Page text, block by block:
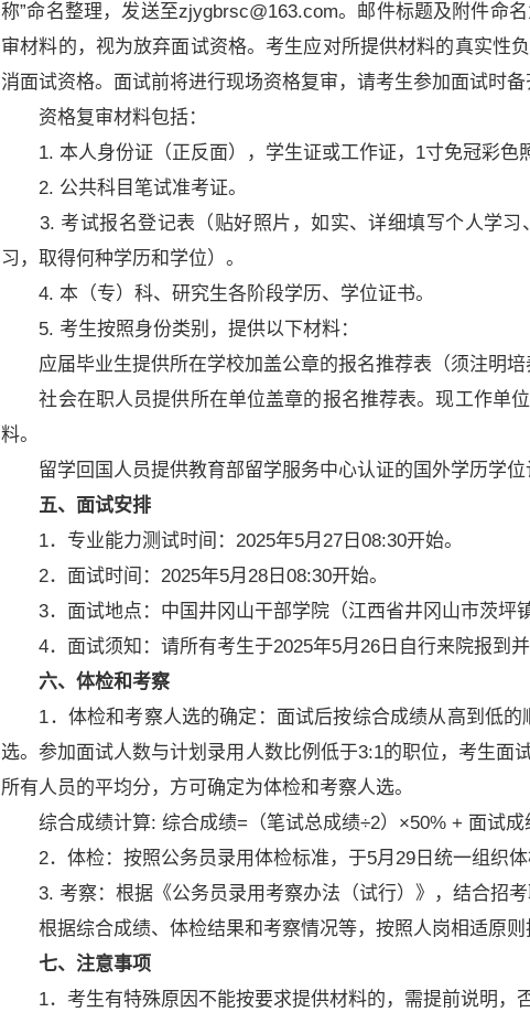
称”命名整理，发送至zjygbrsc@163.com。邮件标题及附件命
审材料的，视为放弃面试资格。考生应对所提供材料的真实性
消面试资格。面试前将进行现场资格复审，请考生参加面试时备
资格复审材料包括：
1. 本人身份证（正反面），学生证或工作证，1寸免冠彩色
2. 公共科目笔试准考证。
3. 考试报名登记表（贴好照片，如实、详细填写个人学习
习，取得何种学历和学位）。
4. 本（专）科、研究生各阶段学历、学位证书。
5. 考生按照身份类别，提供以下材料：
应届毕业生提供所在学校加盖公章的报名推荐表（须注明培
社会在职人员提供所在单位盖章的报名推荐表。现工作单
料。
留学回国人员提供教育部留学服务中心认证的国外学历学位
五、面试安排
1．专业能力测试时间：2025年5月27日08:30开始。
2．面试时间：2025年5月28日08:30开始。
3．面试地点：中国井冈山干部学院（江西省井冈山市茨坪镇
4．面试须知：请所有考生于2025年5月26日自行来院报到并
六、体检和考察
1．体检和考察人选的确定：面试后按综合成绩从高到低的
选。参加面试人数与计划录用人数比例低于3:1的职位，考生
所有人员的平均分，方可确定为体检和考察人选。
综合成绩计算: 综合成绩=（笔试总成绩÷2）×50% + 面试成
2．体检：按照公务员录用体检标准，于5月29日统一组织体
3. 考察：根据《公务员录用考察办法（试行）》，结合招考
根据综合成绩、体检结果和考察情况等，按照人岗相适原则
七、注意事项
1．考生有特殊原因不能按要求提供材料的，需提前说明，否